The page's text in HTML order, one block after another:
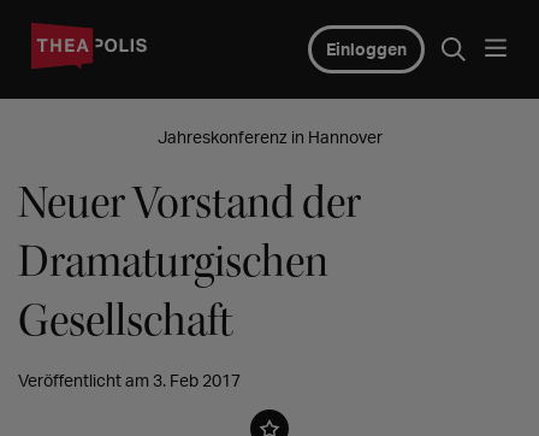
Einloggen
Jahreskonferenz in Hannover
Neuer Vorstand der
Dramaturgischen
Gesellschaft
Veröffentlicht am 3. Feb 2017